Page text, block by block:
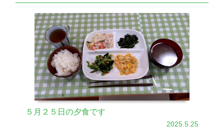
５月２５日の夕食です
2025.5.25